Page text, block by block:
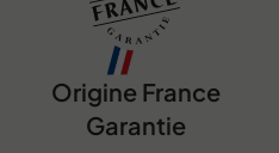
Origine France
Garantie